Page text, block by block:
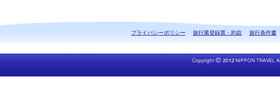
プライバシーポリシー 旅行業登録票・約款 旅行条件書